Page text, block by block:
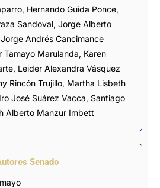
, Hernando Guida Ponce,
Sandoval, Jorge Alberto
Jorge Andrés Cancimance
Tamayo Marulanda, Karen
, Leider Alexandra Vásquez
Rincón Trujillo, Martha Lisbeth
José Suárez Vacca, Santiago
Alberto Manzur Imbett
Senado